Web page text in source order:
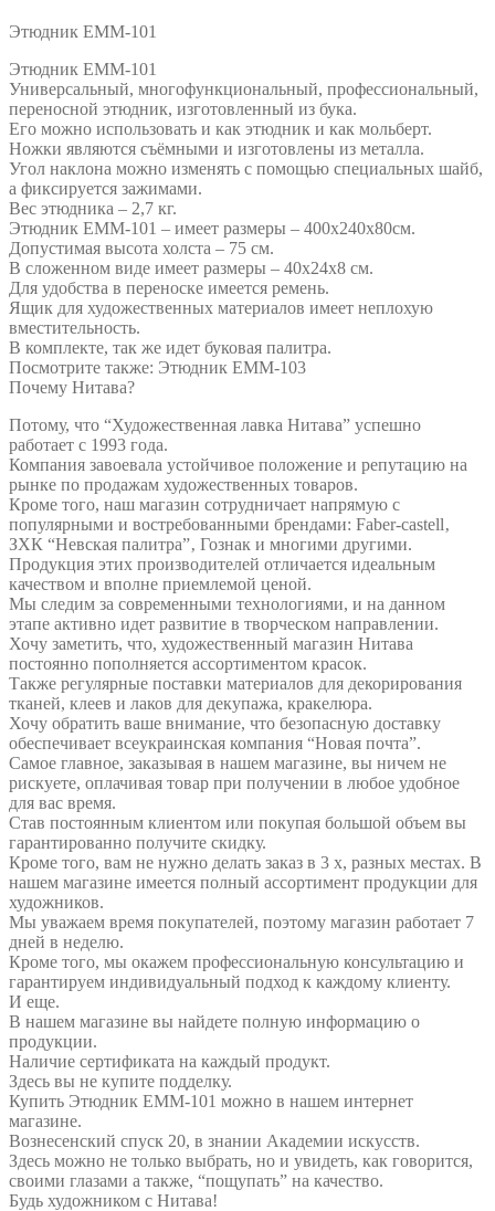
Этюдник ЕММ-101
Этюдник ЕММ-101
Универсальный, многофункциональный, профессиональный,
переносной этюдник, изготовленный из бука.
Его можно использовать и как этюдник и как мольберт.
Ножки являются съёмными и изготовлены из металла.
Угол наклона можно изменять с помощью специальных шайб,
а фиксируется зажимами.
Вес этюдника – 2,7 кг.
Этюдник ЕММ-101 – имеет размеры – 400х240х80см.
Допустимая высота холста – 75 см.
В сложенном виде имеет размеры – 40х24х8 см.
Для удобства в переноске имеется ремень.
Ящик для художественных материалов имеет неплохую
вместительность.
В комплекте, так же идет буковая палитра.
Посмотрите также: Этюдник ЕММ-103
Почему Нитава?
Потому, что “Художественная лавка Нитава” успешно
работает с 1993 года.
Компания завоевала устойчивое положение и репутацию на
рынке по продажам художественных товаров.
Кроме того, наш магазин сотрудничает напрямую с
популярными и востребованными брендами: Faber-castell‚
ЗХК “Невская палитра”‚ Гознак и многими другими.
Продукция этих производителей отличается идеальным
качеством и вполне приемлемой ценой.
Мы следим за современными технологиями, и на данном
этапе активно идет развитие в творческом направлении.
Хочу заметить, что, художественный магазин Нитава
постоянно пополняется ассортиментом красок.
Также регулярные поставки материалов для декорирования
тканей, клеев и лаков для декупажа, кракелюра.
Хочу обратить ваше внимание, что безопасную доставку
обеспечивает всеукраинская компания “Новая почта”.
Самое главное, заказывая в нашем магазине, вы ничем не
рискуете, оплачивая товар при получении в любое удобное
для вас время.
Став постоянным клиентом или покупая большой объем вы
гарантированно получите скидку.
Кроме того, вам не нужно делать заказ в 3 х, разных местах. В
нашем магазине имеется полный ассортимент продукции для
художников.
Мы уважаем время покупателей, поэтому магазин работает 7
дней в неделю.
Кроме того, мы окажем профессиональную консультацию и
гарантируем индивидуальный подход к каждому клиенту.
И еще.
В нашем магазине вы найдете полную информацию о
продукции.
Наличие сертификата на каждый продукт.
Здесь вы не купите подделку.
Купить Этюдник ЕММ-101 можно в нашем интернет
магазине.
Вознесенский спуск 20, в знании Академии искусств.
Здесь можно не только выбрать, но и увидеть, как говорится,
своими глазами а также, “пощупать” на качество.
Будь художником с Нитава!